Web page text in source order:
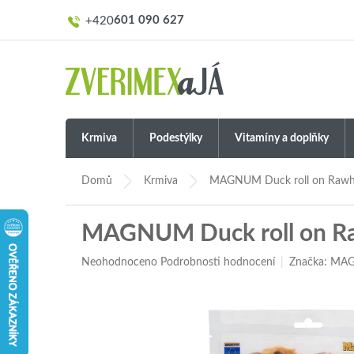
601 090 627
Krmiva Podestýlky Vitamíny a doplňky
Domů Krmiva MAGNUM Duck roll on
MAGNUM Duck roll on
Průměrné
Neohodnoceno Podrobnosti hodnocení Značka: